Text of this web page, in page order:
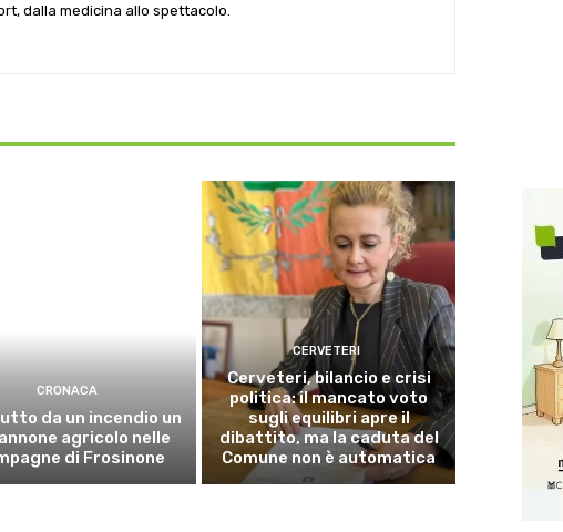
dalla medicina allo spettacolo.
CRONACA
da un incendio un
agricolo nelle
di Frosinone
CERVETERI
Cerveteri, bilancio e crisi
politica: il mancato voto
sugli equilibri apre il
dibattito, ma la caduta del
Comune non è automatica